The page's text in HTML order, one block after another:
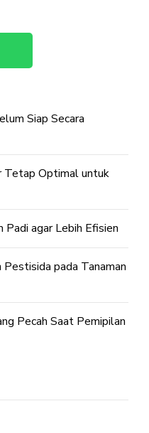
Siap Secara
Tetap Optimal untuk
Padi agar Lebih Efisien
pada Tanaman
Pecah Saat Pemipilan